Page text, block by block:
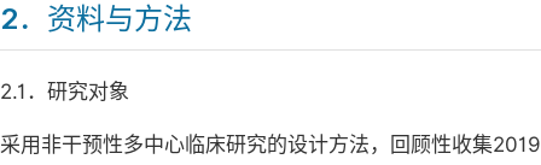
2．资料与方法
2.1．研究对象
采用非干预性多中心临床研究的设计方法，回顾性收集